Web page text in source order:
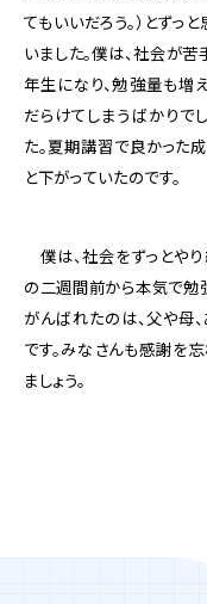
てもいいだろう。）とず
いました。僕は、社会が
年生になり、勉強量も増
だらけてしまうばかりで
た。夏期講習で良かった
と下がっていたのです。
僕は、社会をずっとや
の二週間前から本気で勉
がんばれたのは、父や母
です。みなさんも感謝を
ましょう。